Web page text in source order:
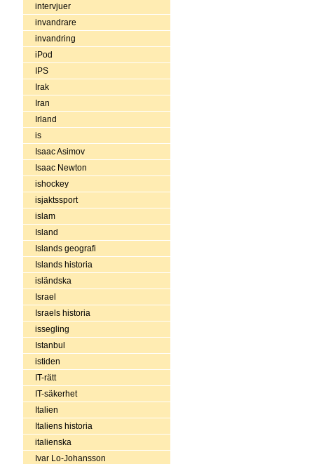
intervjuer
invandrare
invandring
iPod
IPS
Irak
Iran
Irland
is
Isaac Asimov
Isaac Newton
ishockey
isjaktssport
islam
Island
Islands geografi
Islands historia
isländska
Israel
Israels historia
issegling
Istanbul
istiden
IT-rätt
IT-säkerhet
Italien
Italiens historia
italienska
Ivar Lo-Johansson